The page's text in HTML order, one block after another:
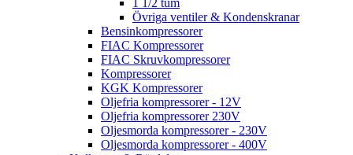
1 1/2 tum
Övriga ventiler & Kondenskranar
Bensinkompressorer
FIAC Kompressorer
FIAC Skruvkompressorer
Kompressorer
KGK Kompressorer
Oljefria kompressorer - 12V
Oljefria kompressorer 230V
Oljesmorda kompressorer - 230V
Oljesmorda kompressorer - 400V